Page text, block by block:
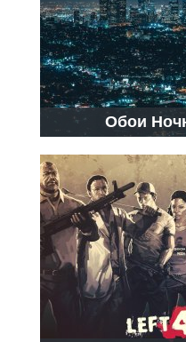
Обои